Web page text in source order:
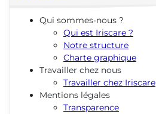
Qui sommes-nous ?
Qui est Iriscare ?
Notre structure
Charte graphique
Travailler chez nous
Travailler chez Iriscare
Mentions légales
Transparence